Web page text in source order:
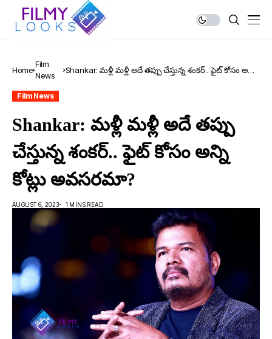
Home
Film
News
Shankar: మ‌ళ్లీ మ‌ళ్లీ అదే త‌ప్పు చేస్తున్న శంక‌ర్.. ఫైట్ కోసం అన్ని
Film News
Shankar: మ‌ళ్లీ మ‌ళ్లీ అదే త‌ప్పు
చేస్తున్న శంక‌ర్.. ఫైట్ కోసం అన్ని
కోట్లు అవ‌స‌ర‌మా?
AUGUST 6, 2023 1 MINS READ